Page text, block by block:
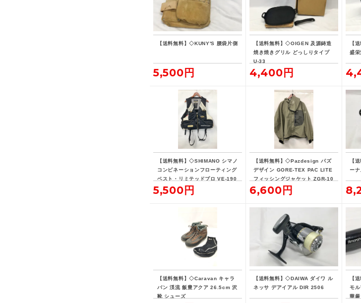
【送料無料】◇KUNY'S 腰袋片側
5,500円
【送料無料】◇OIGEN 及源鋳造
焼き焼きグリル どっしりタイプ
U-33
4,400円
【
盛
【送料無料】◇SHIMANO シマノ
コンビネーションフローティング
ベスト・リミテッドプロ VE-190
D 現状品
5,500円
【送料無料】◇Pazdesign パズ
デザイン GORE-TEX PAC LITE
フィッシングジャケット ZGR-10
8 Lサイズ ストーン系カラー
6,600円
【
ー
【送料無料】◇Caravan キャラ
バン 渓流 飯豊アクア 26.5cm 沢
靴 シューズ
【送料無料】◇DAIWA ダイワ ル
ネッサ デアイアル DIR 2506
【
モ
華